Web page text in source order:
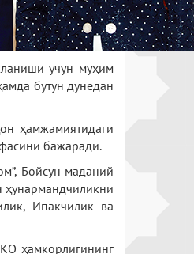
учун муҳим
бутун дунёдан
ҳамжамиятидаги
бажаради.
Бойсун маданий
ҳунармандчиликни
Ипакчилик ва
ҳамкорлигининг